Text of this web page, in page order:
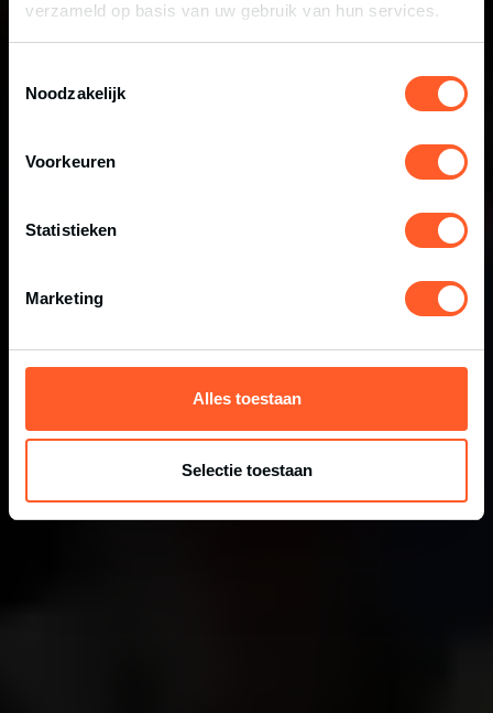
verzameld op basis van uw gebruik van hun services.
Noodzakelijk
Voorkeuren
Statistieken
Marketing
Alles toestaan
Selectie toestaan